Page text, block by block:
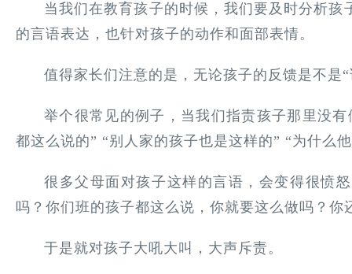
当我们在教育孩子的时候，我们要及时分析
的言语表达，也针对孩子的动作和面部表情。
值得家长们注意的是，无论孩子的反馈是不是
举个很常见的例子，当我们指责孩子那里没
都这么说的” “别人家的孩子也是这样的” “为什么
很多父母面对孩子这样的言语，会变得很愤
吗？你们班的孩子都这么说，你就要这么做吗？你
于是就对孩子大吼大叫，大声斥责。